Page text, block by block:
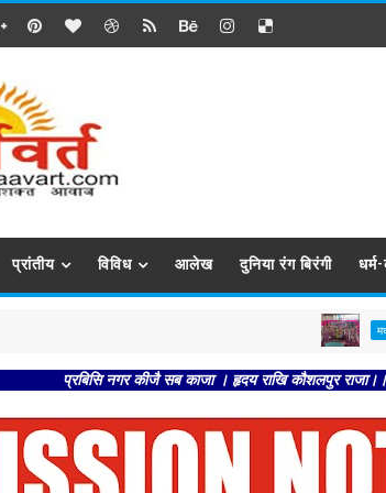
प्रांतीय विविध आलेख दुनिया रंग बिरंगी
मध्य प्रदेश
प्रबिसि नगर कीजै सब काजा । हृदय राखि कौशलपुर राजा।। -- मंगल